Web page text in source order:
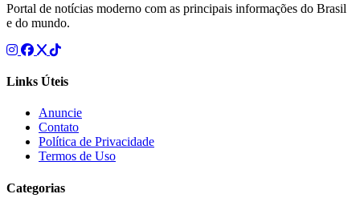
Portal de notícias moderno com as principais informações do Brasil
e do mundo.
Links Úteis
Anuncie
Contato
Política de Privacidade
Termos de Uso
Categorias